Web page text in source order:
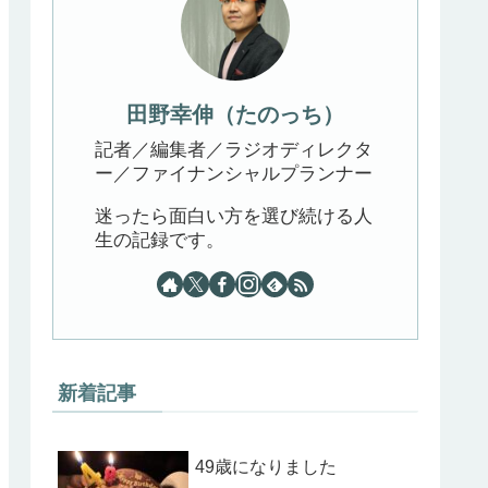
田野幸伸（たのっち）
記者／編集者／ラジオディレクタ
ー／ファイナンシャルプランナー
迷ったら面白い方を選び続ける人
生の記録です。
新着記事
49歳になりました